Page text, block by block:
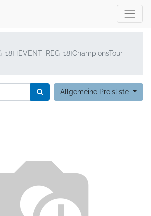
[EVENT_REG_18]ChampionsTour
Allgemeine Preisliste